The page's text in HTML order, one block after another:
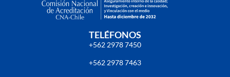
TELÉFONOS
+562 2978 7450
+562 2978 7463